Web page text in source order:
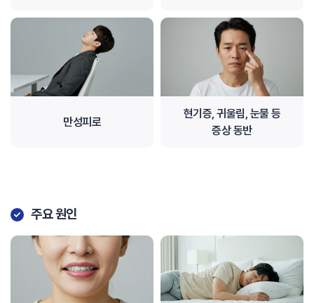
만성피로
현기증, 귀울림, 눈물 등
증상 동반
주요 원인